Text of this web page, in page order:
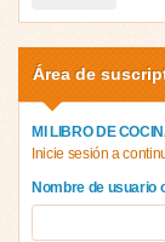
Área de
MI LIBRO DE
Inicie sesión a
Nombre de usuario